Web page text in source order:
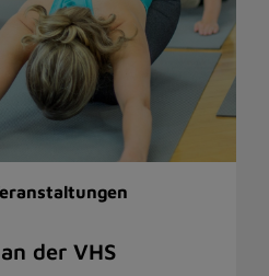
der VHS